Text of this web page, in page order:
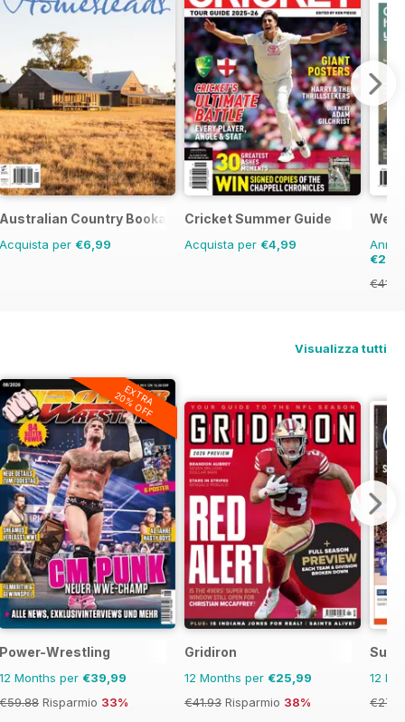
Guide
Australian Country Bookazines
Acquista per €6,99
Cricket Summer Guide
Acquista per €4,99
Visualizza tutti
EXTRA
20% OFF
Power-Wrestling
12 Months per €39,99
€59.88 Risparmio 33%
Gridiron
12 Months per €25,99
€41.93 Risparmio 38%
12